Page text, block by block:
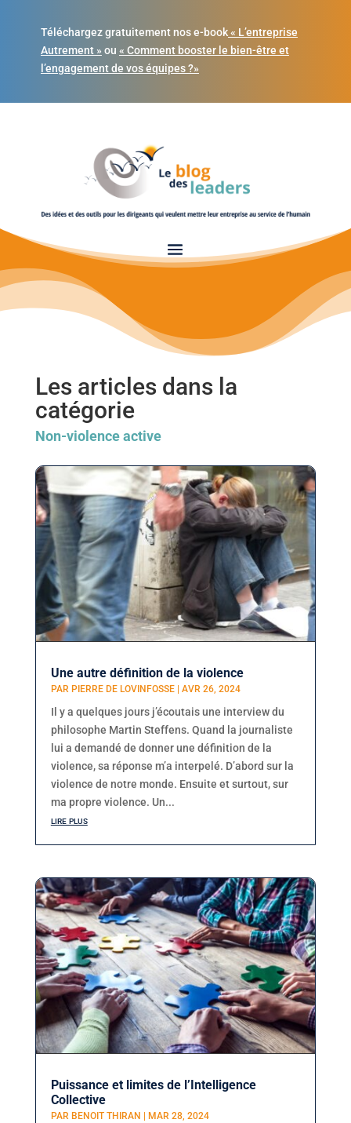
Téléchargez gratuitement nos e-book« L’entreprise
Autrement » ou « Comment booster le bien-être et
l’engagement de vos équipes ?»
Les articles dans la
catégorie
Non-violence active
Une autre définition de la violence
PAR PIERRE DE LOVINFOSSE| AVR 26, 2024
Il y a quelques jours j’écoutais une interview du
philosophe Martin Steffens. Quand la journaliste
lui a demandé de donner une définition de la
violence, sa réponse m’a interpelé. D’abord sur la
violence de notre monde. Ensuite et surtout, sur
ma propre violence. Un...
lire plus
Puissance et limites de l’Intelligence
Collective
PAR BENOIT THIRAN | MAR 28, 2024